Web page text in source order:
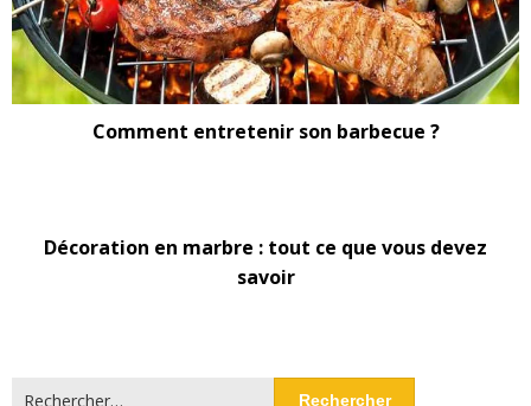
Comment entretenir son barbecue ?
Décoration en marbre : tout ce que vous devez
savoir
Rechercher :